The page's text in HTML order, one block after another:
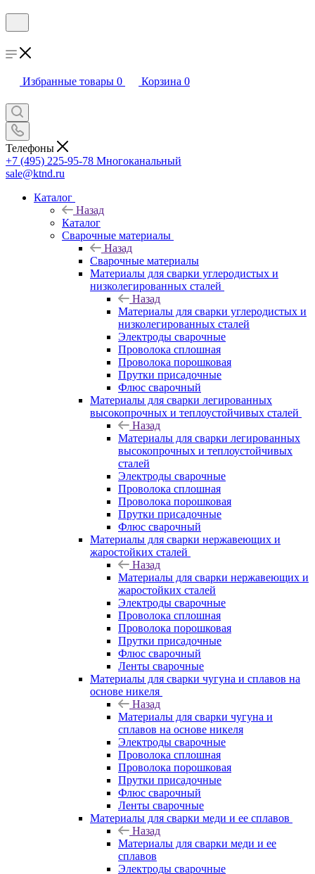
Избранные товары 0 Корзина 0
Телефоны
+7 (495) 225-95-78 Многоканальный
sale@ktnd.ru
Каталог
Назад
Каталог
Сварочные материалы
Назад
Сварочные материалы
Материалы для сварки углеродистых и
низколегированных сталей
Назад
Материалы для сварки углеродистых и
низколегированных сталей
Электроды сварочные
Проволока сплошная
Проволока порошковая
Прутки присадочные
Флюс сварочный
Материалы для сварки легированных
высокопрочных и теплоустойчивых сталей
Назад
Материалы для сварки легированных
высокопрочных и теплоустойчивых
сталей
Электроды сварочные
Проволока сплошная
Проволока порошковая
Прутки присадочные
Флюс сварочный
Материалы для сварки нержавеющих и
жаростойких сталей
Назад
Материалы для сварки нержавеющих и
жаростойких сталей
Электроды сварочные
Проволока сплошная
Проволока порошковая
Прутки присадочные
Флюс сварочный
Ленты сварочные
Материалы для сварки чугуна и сплавов на
основе никеля
Назад
Материалы для сварки чугуна и
сплавов на основе никеля
Электроды сварочные
Проволока сплошная
Проволока порошковая
Прутки присадочные
Флюс сварочный
Ленты сварочные
Материалы для сварки меди и ее сплавов
Назад
Материалы для сварки меди и ее
сплавов
Электроды сварочные